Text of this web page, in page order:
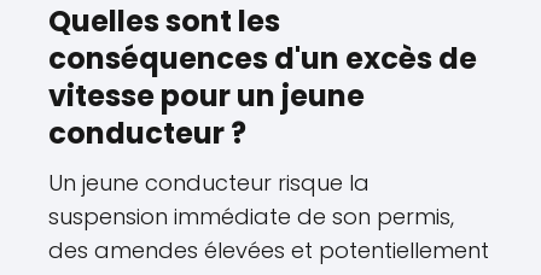
Quelles sont les
conséquences d'un excès de
vitesse pour un jeune
conducteur ?
Un jeune conducteur risque la
suspension immédiate de son permis,
des amendes élevées et potentiellement